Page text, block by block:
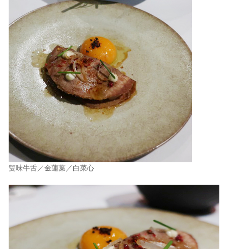
雙味牛舌／金蓮葉／白菜心